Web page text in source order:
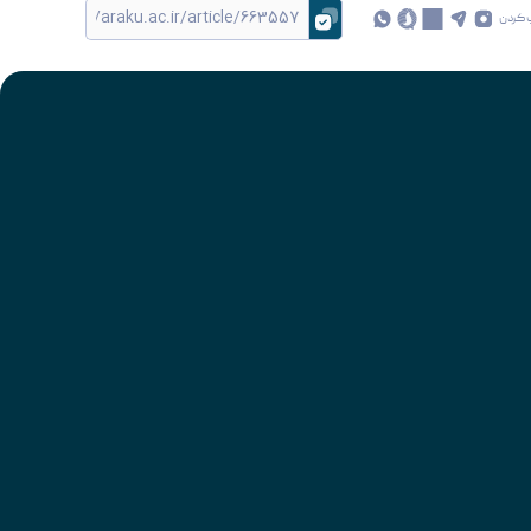
کردن